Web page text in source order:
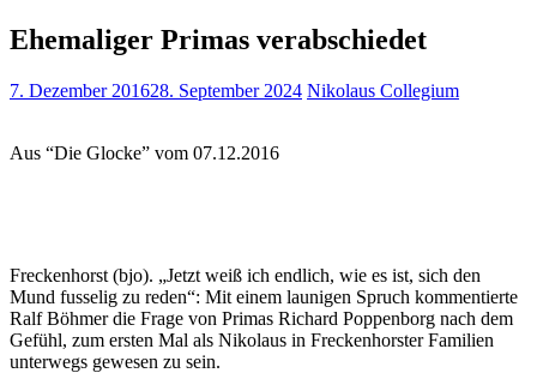
Ehemaliger Primas verabschiedet
7. Dezember 201628. September 2024 Nikolaus Collegium
Aus “Die Glocke” vom 07.12.2016
Freckenhorst (bjo). „Jetzt weiß ich endlich, wie es ist, sich den
Mund fusselig zu reden“: Mit einem launigen Spruch kommentierte
Ralf Böhmer die Frage von Primas Richard Poppenborg nach dem
Gefühl, zum ersten Mal als Nikolaus in Freckenhorster Familien
unterwegs gewesen zu sein.